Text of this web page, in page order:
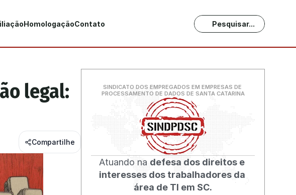
HomologaçãoContato Pesquisar...
legal:
Compartilhe
SINDICATO DOS EMPREGADOS EM EMPRESAS DE
PROCESSAMENTO DE DADOS DE SANTA CATARINA
Atuando na defesa dos direitos e
interesses dos trabalhadores da
área de TI em SC.